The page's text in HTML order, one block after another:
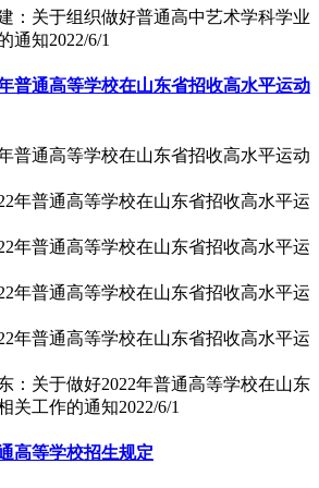
：关于组织做好普通高中艺术学科学业
通知2022/6/1
普通高等学校在山东省招收高水平运动
普通高等学校在山东省招收高水平运动
：关于做好2022年普通高等学校在山东
关工作的通知2022/6/1
高等学校招生规定